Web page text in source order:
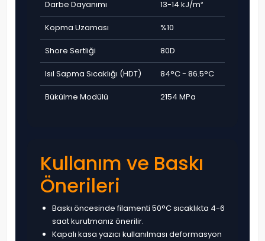
Darbe Dayanımı 13-14 kJ/m²
Kopma Uzaması %10
Shore Sertliği 80D
Isıl Sapma Sıcaklığı (HDT) 84°C - 86.5°C
Bükülme Modülü 2154 MPa
Kullanım ve Baskı
Önerileri
Baskı öncesinde filamenti 50°C sıcaklıkta 4-6
saat kurutmanız önerilir.
Kapalı kasa yazıcı kullanılması deformasyon